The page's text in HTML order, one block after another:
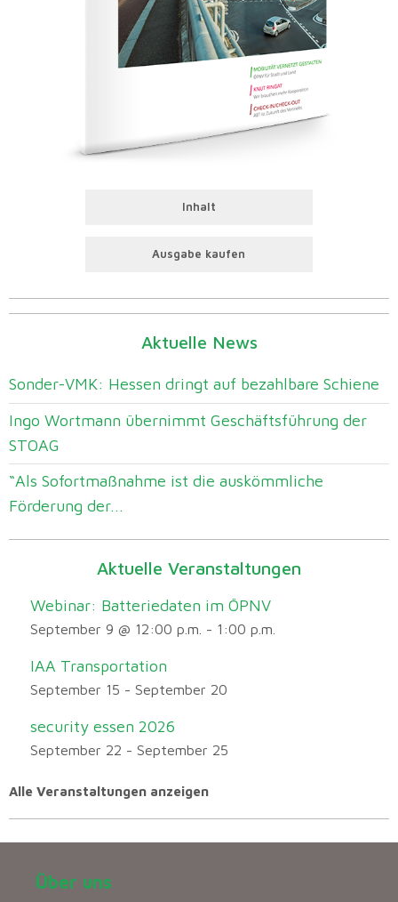
Inhalt
Ausgabe kaufen
Aktuelle News
Sonder-VMK: Hessen dringt auf bezahlbare Schiene
Ingo Wortmann übernimmt Geschäftsführung der
STOAG
“Als Sofortmaßnahme ist die auskömmliche
Förderung der...
Aktuelle Veranstaltungen
Webinar: Batteriedaten im ÖPNV
September 9 @ 12:00 p.m. - 1:00 p.m.
IAA Transportation
September 15 - September 20
security essen 2026
September 22 - September 25
Alle Veranstaltungen anzeigen
Über uns